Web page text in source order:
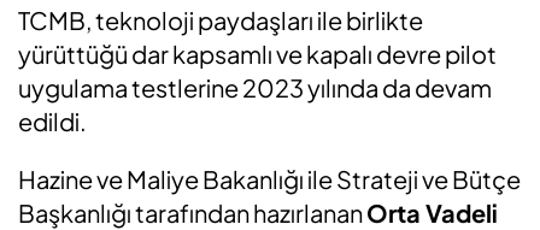
TCMB, teknoloji paydaşları ile birlikte
yürüttüğü dar kapsamlı ve kapalı devre pilot
uygulama testlerine 2023 yılında da devam
edildi.
Hazine ve Maliye Bakanlığı ile Strateji ve Bütçe
Başkanlığı tarafından hazırlananOrta Vadeli